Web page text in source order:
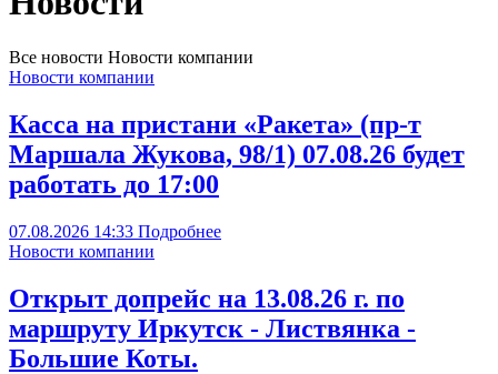
Все новости Новости компании
Новости компании
Касса на пристани «Ракета» (пр-т
Маршала Жукова, 98/1) 07.08.26 будет
работать до 17:00
07.08.2026 14:33 Подробнее
Новости компании
Открыт допрейс на 13.08.26 г. по
маршруту Иркутск - Листвянка -
Большие Коты.